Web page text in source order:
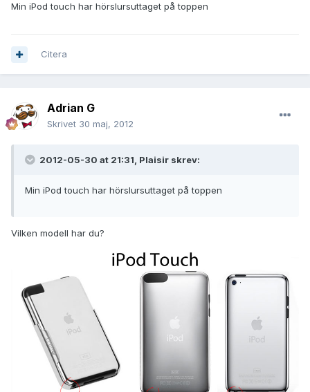
Min iPod touch har hörslursuttaget på toppen
Citera
Adrian G
Skrivet 30 maj, 2012
2012-05-30 at 21:31, Plaisir skrev:
Min iPod touch har hörslursuttaget på toppen
Vilken modell har du?